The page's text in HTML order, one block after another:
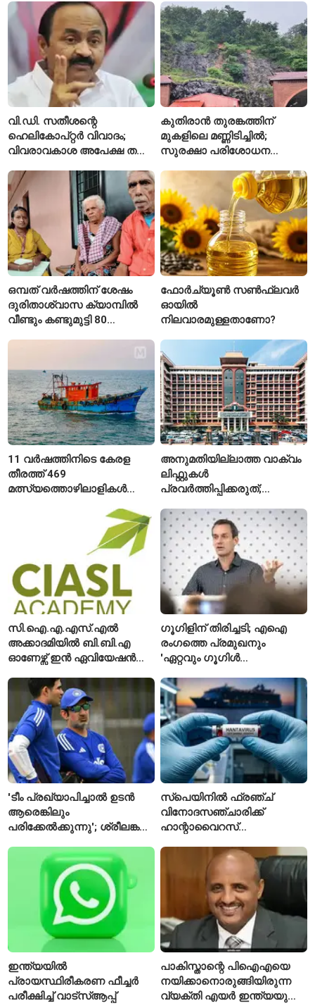
ഇപ്പോഴും കുറവ്
വി.ഡി. സതീശന്റെ
ഹെലികോപ്റ്റർ വിവാദം;
വിവരാവകാശ അപേക്ഷ തള്ളി
കുതിരാൻ തുരങ്കത്തിന്
മുകളിലെ മണ്ണിടിച്ചിൽ;
സുരക്ഷാ പരിശോധന
ഒമ്പത് വർഷത്തിന് ശേഷം
ദുരിതാശ്വാസ ക്യാമ്പിൽ
വീണ്ടും കണ്ടുമുട്ടി 80
ഫോർച്യൂൺ സൺഫ്ലവർ
ഓയിൽ
നിലവാരമുള്ളതാണോ?
11 വർഷത്തിനിടെ കേരള
തീരത്ത് 469
മത്സ്യത്തൊഴിലാളികൾ
കാണാതായി, 47,773 പേരെ
അനുമതിയില്ലാത്ത വാക്വം
ലിഫ്റ്റുകൾ
പ്രവർത്തിപ്പിക്കരുത്;
അനുമതിയില്ലാത്ത
ലിഫ്റ്റുകൾക്ക്
ഹൈക്കോടതിയുടെ വിലക്ക്
സി.ഐ.എ.എസ്.എൽ
അക്കാദമിയിൽ ബി.ബി.എ
ഓണേഴ്സ് ഇൻ ഏവിയേഷൻ
ഈമാസം 12 വരെ
ഗൂഗിളിന് തിരിച്ചടി; എഐ
രംഗത്തെ പ്രമുഖനും
'ഏറ്റവും ഗൂഗിൾ
വിശേഷിപ്പിക്കപ്പെട്ട
ഗവേഷകൻ രാജിവെച്ചു
'ടീം പ്രഖ്യാപിച്ചാൽ ഉടൻ
ആരെങ്കിലും
പരിക്കേൽക്കുന്നു'; ശ്രീലങ്കൻ
ടീമിനെ കുറിച്ച് മുൻതാരം
സ്പെയിനിൽ ഫ്രഞ്ച്
വിനോദസഞ്ചാരിക്ക്
ഹാന്റാവൈറസ്
ഐസൊലേഷനിൽ
പ്രവേശിപ്പിച്ചു
ഇന്ത്യയിൽ
പ്രായസ്ഥിരീകരണ ഫീച്ചർ
പരീക്ഷിച്ച് വാട്‌സ്ആപ്പ്
പാകിസ്താന്റെ പിഐഎയെ
നയിക്കാനൊരുങ്ങിയിരുന്ന
വ്യക്തി എയർ ഇന്ത്യയുടെ